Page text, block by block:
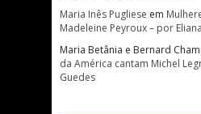
Maria Inês Pugliese em
Madeleine Peyroux – por
Maria Betânia e Bernard
da América cantam Michel
Guedes